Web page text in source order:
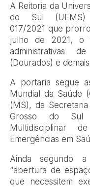
A Reitoria da
do Sul
017/2021 que
julho de 2021, o
administrativas
(Dourados) e
A portaria segue
Mundial da Saúde
(MS), da
Grosso do Sul
Multidisciplinar
Emergências em
Ainda segundo
“abertura de
que necessitem